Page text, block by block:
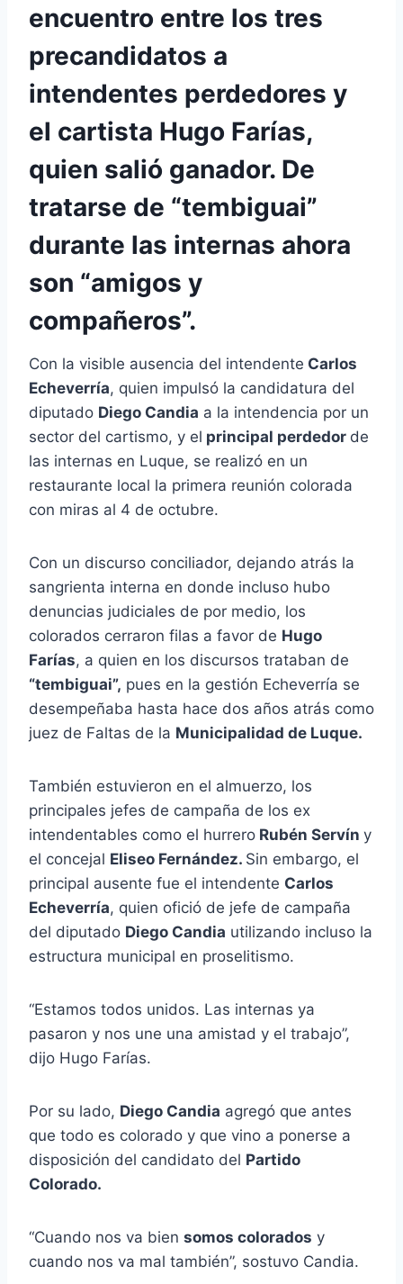
encuentro entre los tres
precandidatos a
intendentes perdedores y
el cartista Hugo Farías,
quien salió ganador. De
tratarse de “tembiguai”
durante las internas ahora
son “amigos y
compañeros”.
Con la visible ausencia del intendente Carlos
Echeverría, quien impulsó la candidatura del
diputado Diego Candia a la intendencia por un
sector del cartismo, y el principal perdedor de
las internas en Luque, se realizó en un
restaurante local la primera reunión colorada
con miras al 4 de octubre.
Con un discurso conciliador, dejando atrás la
sangrienta interna en donde incluso hubo
denuncias judiciales de por medio, los
colorados cerraron filas a favor de Hugo
Farías, a quien en los discursos trataban de
“tembiguai”, pues en la gestión Echeverría se
desempeñaba hasta hace dos años atrás como
juez de Faltas de la Municipalidad de Luque.
También estuvieron en el almuerzo, los
principales jefes de campaña de los ex
intendentables como el hurrero Rubén Servín y
el concejal Eliseo Fernández. Sin embargo, el
principal ausente fue el intendente Carlos
Echeverría, quien ofició de jefe de campaña
del diputado Diego Candia utilizando incluso la
estructura municipal en proselitismo.
“Estamos todos unidos. Las internas ya
pasaron y nos une una amistad y el trabajo”,
dijo Hugo Farías.
Por su lado, Diego Candia agregó que antes
que todo es colorado y que vino a ponerse a
disposición del candidato del Partido
Colorado.
“Cuando nos va bien somos colorados y
cuando nos va mal también”, sostuvo Candia.